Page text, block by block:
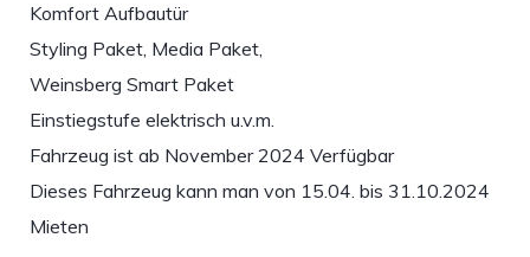
Komfort Aufbautür
Styling Paket, Media Paket,
Weinsberg Smart Paket
Einstiegstufe elektrisch u.v.m.
Fahrzeug ist ab November 2024 Verfügbar
Dieses Fahrzeug kann man von 15.04. bis 31.10.2024
Mieten